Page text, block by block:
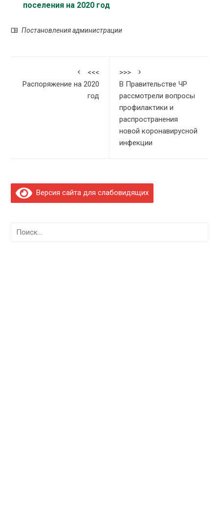
поселения на 2020 год
Постановления администрации
<<<
Распоряжение на 2020
год
>>>
В Правительстве ЧР
рассмотрели вопросы
профилактики и
распространения
новой коронавирусной
инфекции
Версия сайта для слабовидящих
Найти: